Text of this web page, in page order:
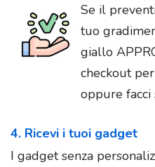
Se il
tuo
giallo
checkout
oppure facci
4. Ricevi i tuoi gadget
I gadget senza